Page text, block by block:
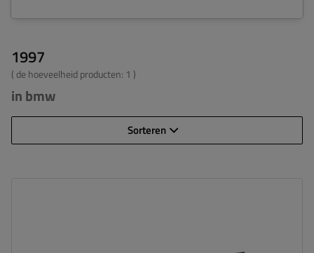
1997
( de hoeveelheid producten: 1 )
in bmw
Sorteren